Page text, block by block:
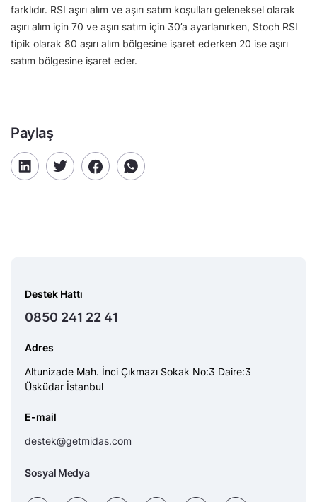
farklıdır. RSI aşırı alım ve aşırı satım koşulları geleneksel olarak
aşırı alım için 70 ve aşırı satım için 30’a ayarlanırken, Stoch RSI
tipik olarak 80 aşırı alım bölgesine işaret ederken 20 ise aşırı
satım bölgesine işaret eder.
Paylaş
Destek Hattı
0850 241 22 41
Adres
Altunizade Mah. İnci Çıkmazı Sokak No:3 Daire:3
Üsküdar İstanbul
E-mail
destek@getmidas.com
Sosyal Medya